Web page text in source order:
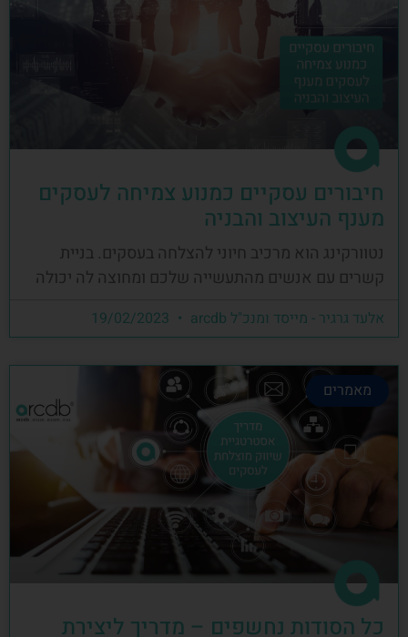
חיבורים עסקיים כמנוע צמיחה לעסקים
מענף העיצוב והבניה
נטוורקינג הוא מרכיב חיוני להצלחה בעסקים. בניית
קשרים עם אנשים מהתעשייה שלכם ומחוצה לה יכולה
אלעד גרגיר - מייסד ומנכ"ל arcdb
מאמרים
כל הסודות נחשפים – מדריך ליצירת